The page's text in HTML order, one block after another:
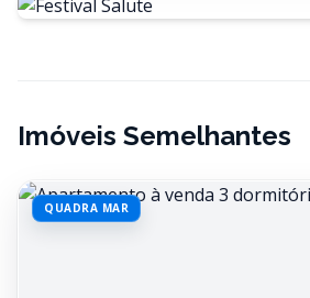
Imóveis Semelhantes
QUADRA MAR